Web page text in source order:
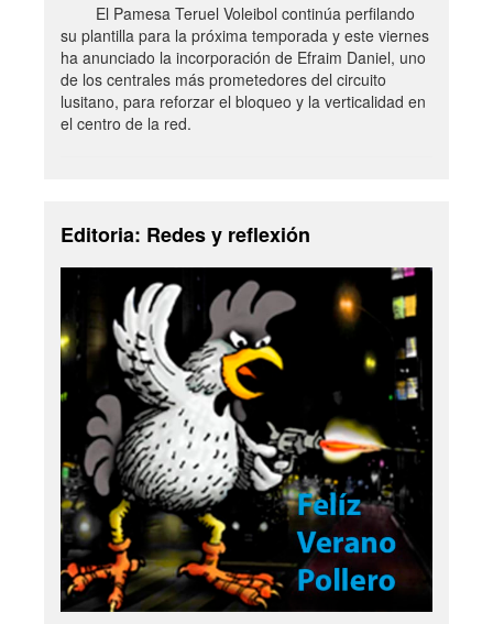
El Pamesa Teruel Voleibol continúa perfilando
su plantilla para la próxima temporada y este viernes
ha anunciado la incorporación de Efraim Daniel, uno
de los centrales más prometedores del circuito
lusitano, para reforzar el bloqueo y la verticalidad en
el centro de la red.
Editoria: Redes y reflexión